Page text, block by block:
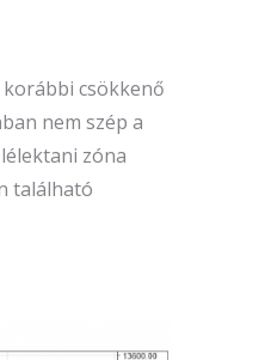
csökkenő
nem szép a
zóna
található